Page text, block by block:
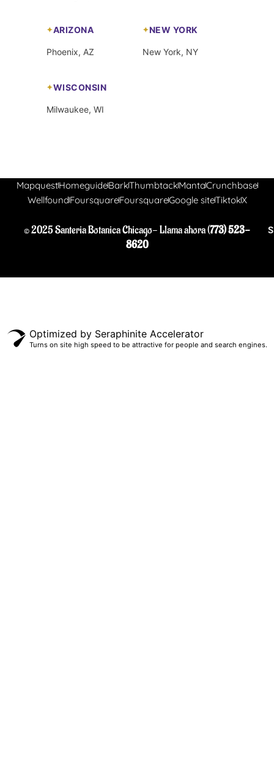
ARIZONA
Phoenix, AZ
NEW YORK
New York, NY
WISCONSIN
Milwaukee, WI
MapquestHomeguideBarkThumbtackMantaCrunchbase
WellfoundFoursquareFoursquareGoogle siteTiktokX
© 2025 Santeria Botanica Chicago- Llama ahora (773) 523-
8620
Optimized by Seraphinite Accelerator
Turns on site high speed to be attractive for people and search engines.